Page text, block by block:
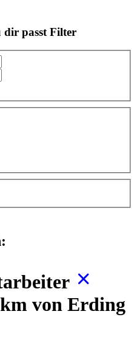
dir passt Filter
von Erding